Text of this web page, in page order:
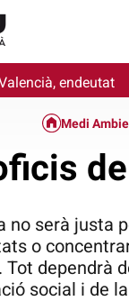
endeutat
Medi
no serà justa
o
dependrà
social i de